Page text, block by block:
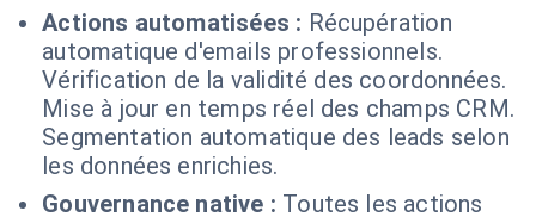
Actions automatisées : Récupération
automatique d'emails professionnels.
Vérification de la validité des coordonnées.
Mise à jour en temps réel des champs CRM.
Segmentation automatique des leads selon
les données enrichies.
Gouvernance native : Toutes les actions